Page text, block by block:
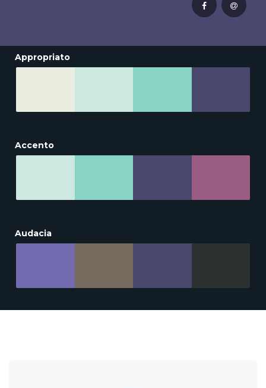
Appropriato
Accento
Audacia